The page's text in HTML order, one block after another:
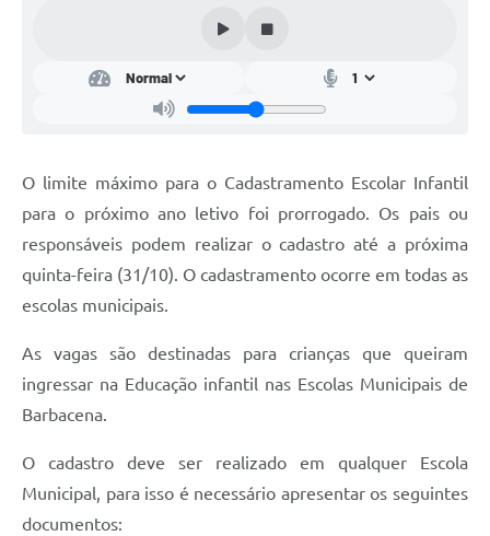
Plano Diretor e Mobilidade Urbana
3º Jornada Empreendedora BQ
Plano Municipal de Saneamento Básico
Regularização de bairros
Carta de Serviços
O limite máximo para o Cadastramento Escolar Infantil
para o próximo ano letivo foi prorrogado. Os pais ou
responsáveis podem realizar o cadastro até a próxima
quinta-feira (31/10). O cadastramento ocorre em todas as
escolas municipais.
As vagas são destinadas para crianças que queiram
ingressar na Educação infantil nas Escolas Municipais de
Barbacena.
O cadastro deve ser realizado em qualquer Escola
Municipal, para isso é necessário apresentar os seguintes
documentos: